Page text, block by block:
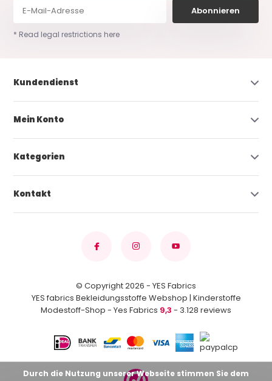
Abonnieren
* Read legal restrictions here
Kundendienst
Mein Konto
Kategorien
Kontakt
© Copyright 2026 - YES Fabrics
YES fabrics Bekleidungsstoffe Webshop | Kinderstoffe
Modestoff-Shop - Yes Fabrics 9,3 - 3.128 reviews
Durch die Nutzung unserer Webseite stimmen Sie dem